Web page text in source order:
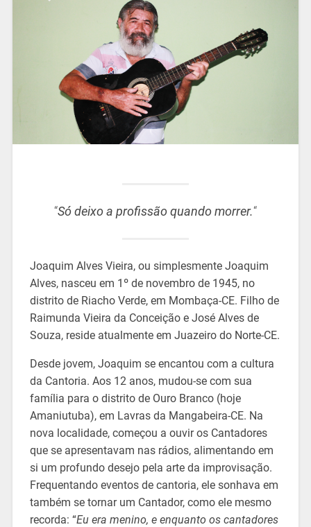
“Só deixo a profissão quando morrer.“
Joaquim Alves Vieira, ou simplesmente Joaquim
Alves, nasceu em 1º de novembro de 1945, no
distrito de Riacho Verde, em Mombaça-CE. Filho de
Raimunda Vieira da Conceição e José Alves de
Souza, reside atualmente em Juazeiro do Norte-CE.
Desde jovem, Joaquim se encantou com a cultura
da Cantoria. Aos 12 anos, mudou-se com sua
família para o distrito de Ouro Branco (hoje
Amaniutuba), em Lavras da Mangabeira-CE. Na
nova localidade, começou a ouvir os Cantadores
que se apresentavam nas rádios, alimentando em
si um profundo desejo pela arte da improvisação.
Frequentando eventos de cantoria, ele sonhava em
também se tornar um Cantador, como ele mesmo
recorda: “Eu era menino, e enquanto os cantadores